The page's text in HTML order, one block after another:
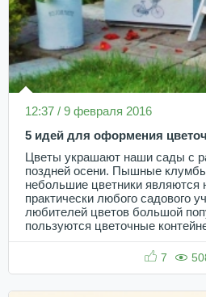
12:37 / 9 февраля 2016
5 идей для оформения
Цветы украшают наши сады с
поздней осени. Пышные
небольшие цветники являются
практически любого садового
любителей цветов большой
пользуются цветочные
7